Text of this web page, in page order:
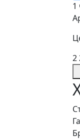
1
2